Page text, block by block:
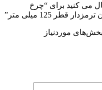
می کنید برای “چرخ
بخش‌های موردنیاز